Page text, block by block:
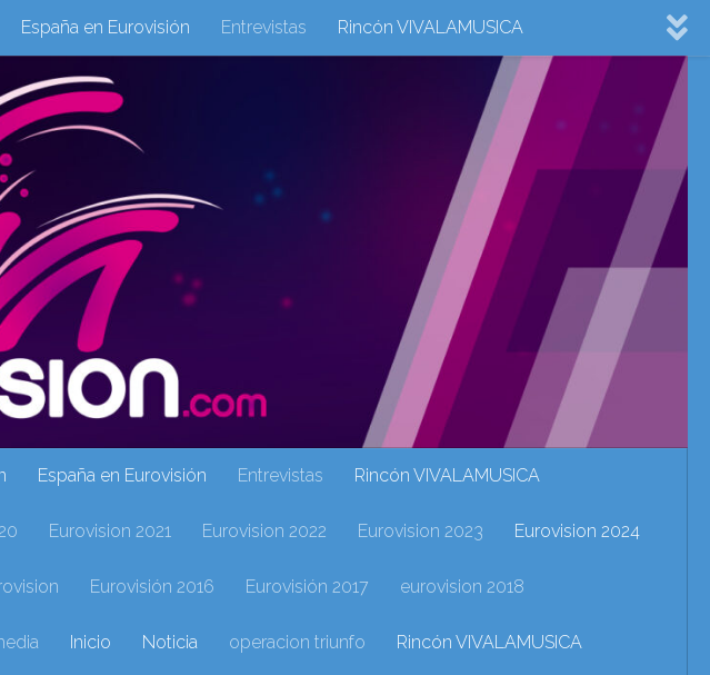
España en Eurovisión Entrevistas Rincón VIVALAMUSICA
Eurovision 2021 Eurovision 2024
Eurovisión 2016 eurovision 2018 eurovision 2019
operacion triunfo Rincón VIVALAMUSICA Sin categoría Noticias
España en Eurovisión Entrevistas Rincón VIVALAMUSICA
Eurovision 2021 Eurovision 2022 Eurovision 2023 Eurovision 2024
Eurovisión 2016 Eurovisión 2017 eurovision 2018
Inicio Noticia operacion triunfo Rincón VIVALAMUSICA